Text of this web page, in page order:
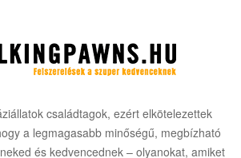
családtagok, ezért elkötelezettek
a legmagasabb minőségű, megbízható
és kedvencednek – olyanokat, amiket